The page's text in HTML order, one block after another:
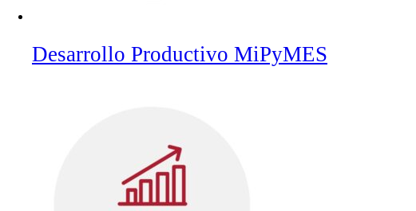
Desarrollo Productivo MiPyMES